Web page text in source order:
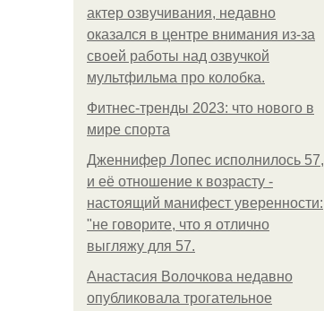
актер озвучивания, недавно
оказался в центре внимания из-за
своей работы над озвучкой
мультфильма про колобка.
Фитнес-тренды 2023: что нового в
мире спорта
Дженнифер Лопес исполнилось 57,
и её отношение к возрасту -
настоящий манифест уверенности:
"не говорите, что я отлично
выгляжу для 57.
Анастасия Волочкова недавно
опубликовала трогательное